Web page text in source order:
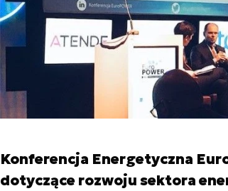
Konferencja Energetyczna
dotyczące rozwoju sektora